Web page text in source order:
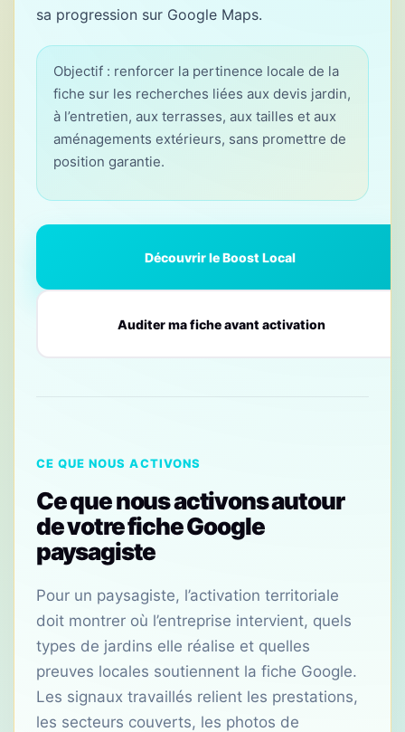
sa progression sur Google Maps.
Objectif : renforcer la pertinence locale de la
fiche sur les recherches liées aux devis jardin,
à l’entretien, aux terrasses, aux tailles et aux
aménagements extérieurs, sans promettre de
position garantie.
Découvrir le Boost Local
Auditer ma fiche avant activation
CE QUE NOUS ACTIVONS
Ce que nous activons autour
de votre fiche Google
paysagiste
Pour un paysagiste, l’activation territoriale
doit montrer où l’entreprise intervient, quels
types de jardins elle réalise et quelles
preuves locales soutiennent la fiche Google.
Les signaux travaillés relient les prestations,
les secteurs couverts, les photos de